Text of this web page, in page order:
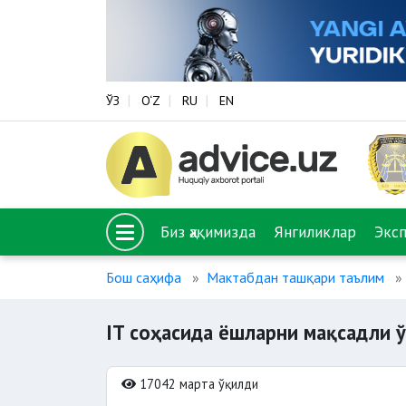
ЎЗ O‘Z RU EN
Биз ҳақимизда Янгиликлар
Бош саҳифа Мактабдан ташқари таълим
IT соҳасида ёшларни мақсадли
17042 марта ўқилди